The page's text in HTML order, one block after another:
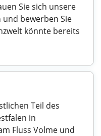
Sie sich unsere
bewerben Sie
könnte bereits
Teil des
in
Fluss Volme und